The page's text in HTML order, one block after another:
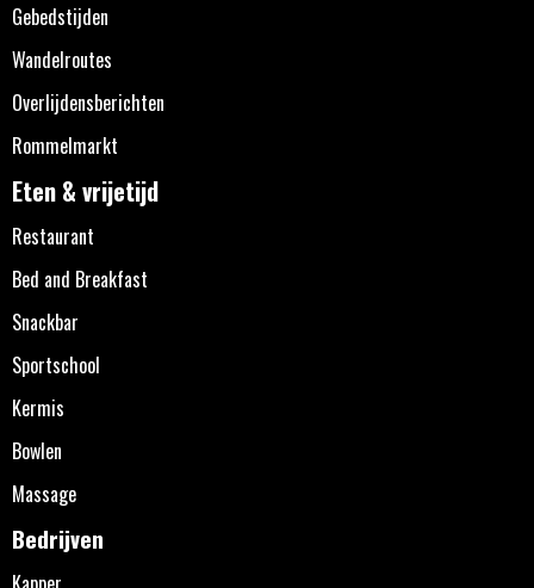
Gebedstijden
Wandelroutes
Overlijdensberichten
Rommelmarkt
Eten & vrijetijd
Restaurant
Bed and Breakfast
Snackbar
Sportschool
Kermis
Bowlen
Massage
Bedrijven